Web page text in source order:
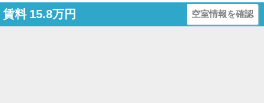
賃料 15.8万円 空室情報を確認